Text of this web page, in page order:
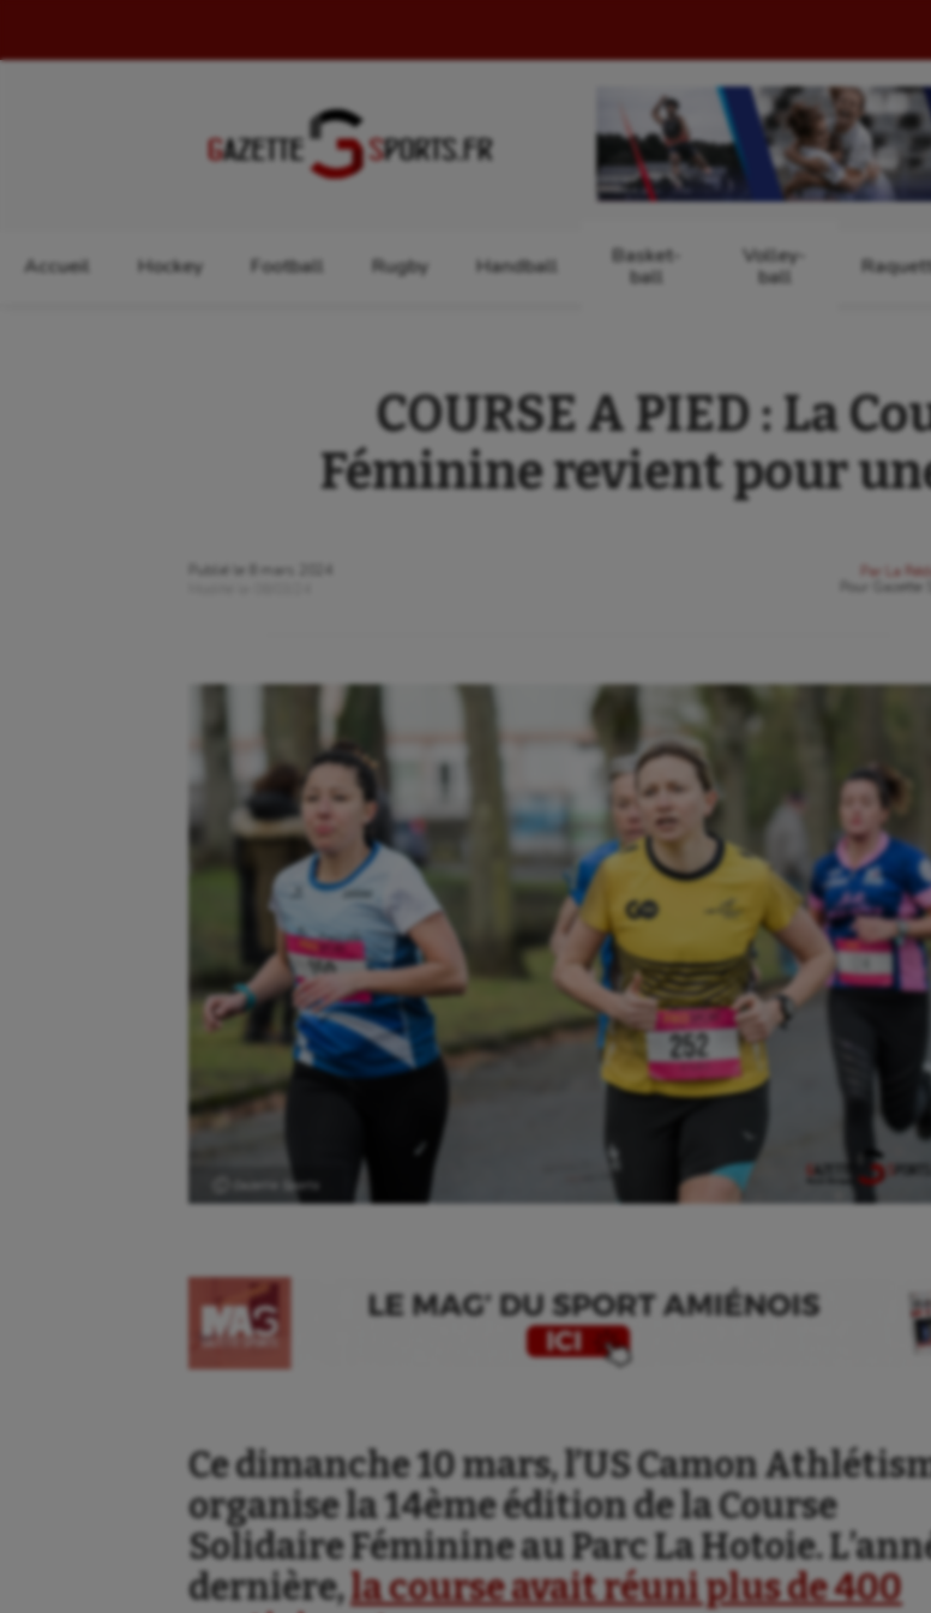
Accueil Hockey Football Rugby Handball
Basket-
ball
Volley-
ball
COURSE A PIED : La
Féminine revient pour
Publié le
8 mars 2024
Par
La
Gazette
Ⓒ Gazette Sports
Ce dimanche 10 mars, l’US Camon
organise la 14ème édition de la Course
Solidaire Féminine au Parc La Hotoie.
dernière, la course avait réuni plus de 400